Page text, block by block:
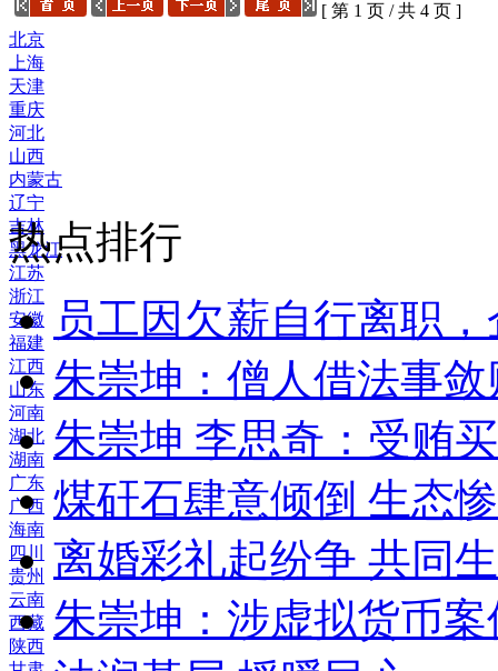
[ 第 1 页 / 共 4 页 ]
北京
上海
天津
重庆
河北
山西
内蒙古
辽宁
吉林
黑龙江
江苏
浙江
安徽
福建
江西
山东
河南
湖北
湖南
广东
广西
海南
四川
贵州
云南
西藏
陕西
热点排行
员工因欠薪自行离职
朱崇坤：僧人借法事
朱崇坤 李思奇：受贿
煤矸石肆意倾倒 生态
离婚彩礼起纷争 共同
朱崇坤：涉虚拟货币